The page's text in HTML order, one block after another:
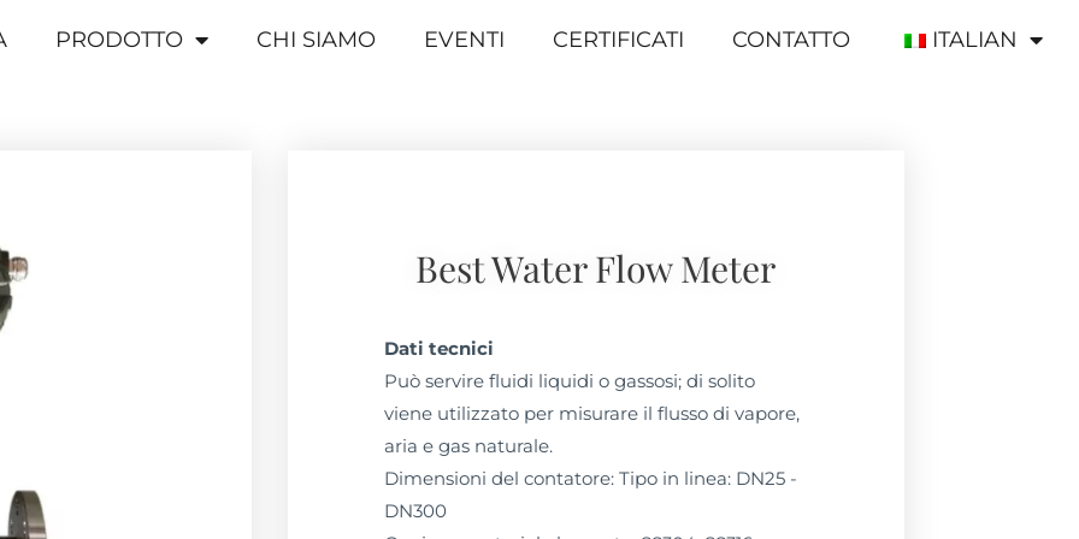
PRODOTTO CHI SIAMO EVENTI CERTIFICATI CONTATTO ITALIAN
Best Water Flow Meter
Dati tecnici
Può servire fluidi liquidi o gassosi; di solito
viene utilizzato per misurare il flusso di vapore,
aria e gas naturale.
Dimensioni del contatore: Tipo in linea: DN25 -
DN300